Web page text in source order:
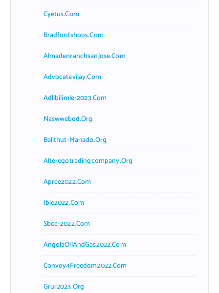
Cyetus.com
Bradfordshops.com
Almadenranchsanjose.com
Advocatevijay.com
Adlibilimler2023.com
Naswwebed.org
Balithut-Manado.org
Alteregotradingcompany.org
Aprce2022.com
Ibie2022.com
Sbcc-2022.com
AngolaOilAndGas2022.com
Convoy4Freedom2022.com
Grur2023.org